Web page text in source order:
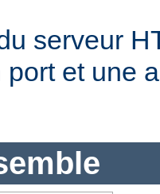
serveur
et une